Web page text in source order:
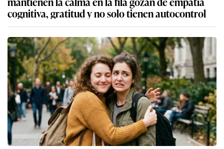
cognitiva, gratitud y no solo tienen autocontrol